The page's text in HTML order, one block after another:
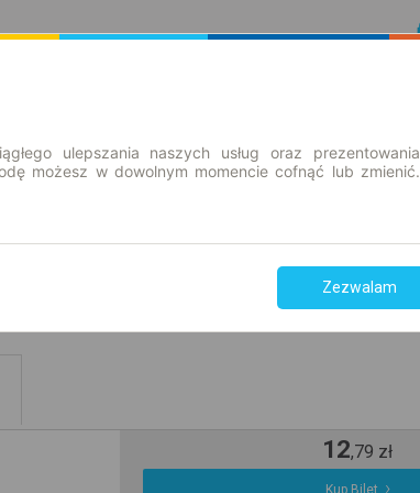
12,79 zł
Kup Bilet
ulepszania naszych usług oraz prezentowania
możesz w dowolnym momencie cofnąć lub zmienić.
Zezwalam